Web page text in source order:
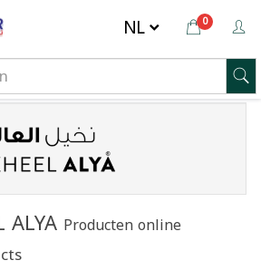
0
ALYA Producten online